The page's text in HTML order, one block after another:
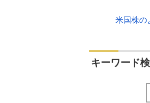
米国株の
キーワード